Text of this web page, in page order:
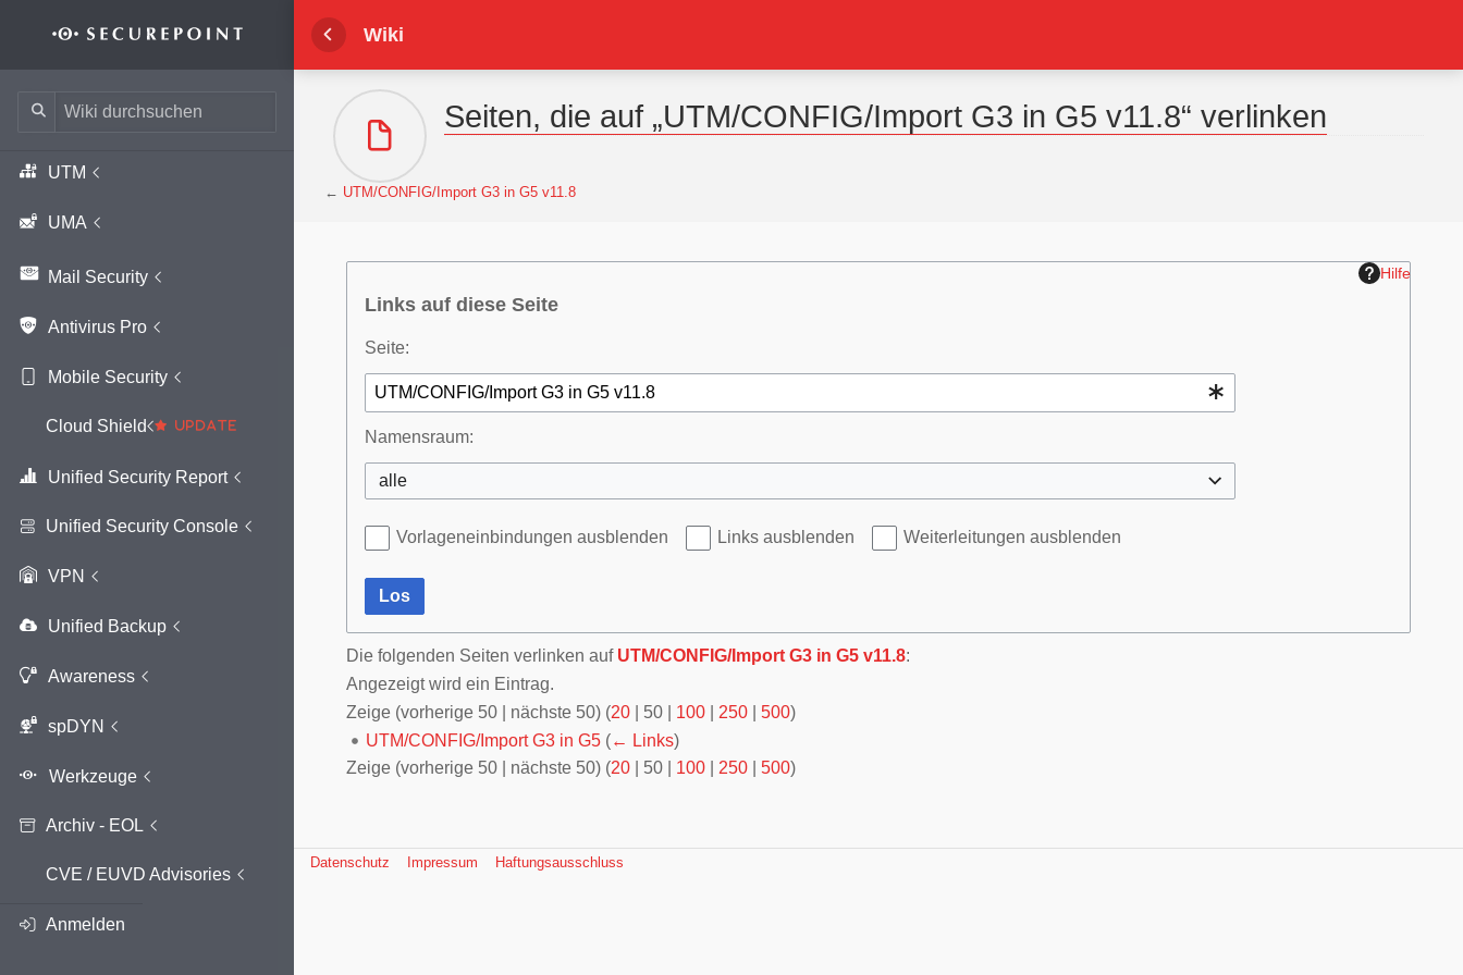
Wiki
UTM
UMA
Mail Security
Antivirus Pro
Mobile Security
Cloud Shield
Unified Security Report
Unified Security Console
VPN
Unified Backup
Awareness
spDYN
Archiv - EOL
CVE / EUVD Advisories
Anmelden
Seiten, die auf „UTM/CONFIG/Import G3 in G5 v11.8“ verlinken
← UTM/CONFIG/Import G3 in G5 v11.8
Hilfe
Links auf diese Seite
Seite:
Namensraum:
alle
Vorlageneinbindungen ausblenden Links ausblenden Weiterleitungen ausblenden
Los
Die folgenden Seiten verlinken auf UTM/CONFIG/Import G3 in G5 v11.8:
Angezeigt wird ein Eintrag.
Zeige (vorherige 50 nächste 50) (20 50 100 250 500)
UTM/CONFIG/Import G3 in G5 (← Links)
Zeige (vorherige 50 nächste 50) (20 50 100 250 500)
Datenschutz Impressum Haftungsausschluss